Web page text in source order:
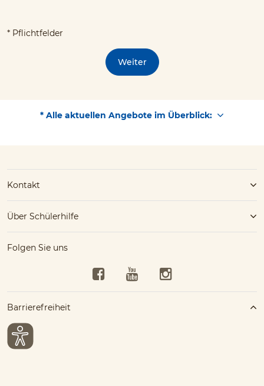
* Pflichtfelder
Weiter
* Alle aktuellen Angebote im Überblick:
Kontakt
Über Schülerhilfe
Folgen Sie uns
FacebookYouTubeInstagram
Barrierefreiheit